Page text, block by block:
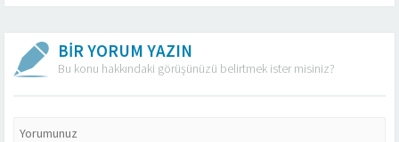
BİR YORUM YAZIN
Bu konu hakkındaki görüşünüzü belirtmek ister misiniz?